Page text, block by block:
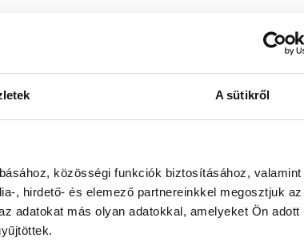
A sütikről
közösségi funkciók biztosításához, valamint
, hirdető- és elemező partnereinkkel megosztjuk
adatokat más olyan adatokkal, amelyeket Ön adott